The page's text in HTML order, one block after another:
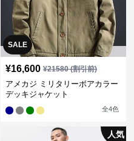
SALE
¥16,600 ¥21580(割引前)
アメカジ ミリタリーボアカラー
デッキジャケット
全4色
人気